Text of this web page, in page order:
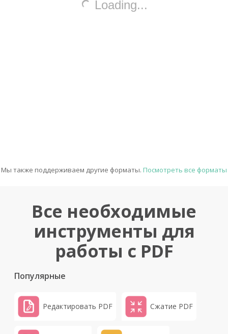
Мы также поддерживаем другие форматы. Посмотреть все форматы
Все необходимые
инструменты для
работы с PDF
Популярные
Редактировать PDF Сжатие PDF